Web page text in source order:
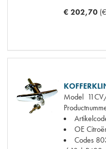
€ 202,70
Model
OE
Codes